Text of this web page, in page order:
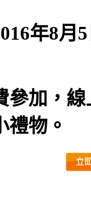
年8月
參加，
禮物。